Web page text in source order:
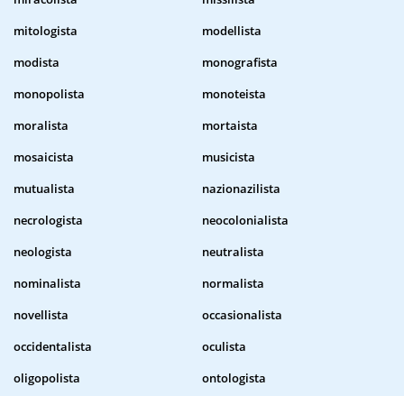
mitologista
modellista
modista
monografista
monopolista
monoteista
moralista
mortaista
mosaicista
musicista
mutualista
nazionazilista
necrologista
neocolonialista
neologista
neutralista
nominalista
normalista
novellista
occasionalista
occidentalista
oculista
oligopolista
ontologista